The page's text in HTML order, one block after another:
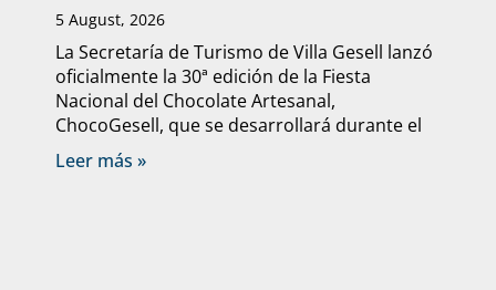
5 August, 2026
La Secretaría de Turismo de Villa Gesell lanzó
oficialmente la 30ª edición de la Fiesta
Nacional del Chocolate Artesanal,
ChocoGesell, que se desarrollará durante el
Leer más »